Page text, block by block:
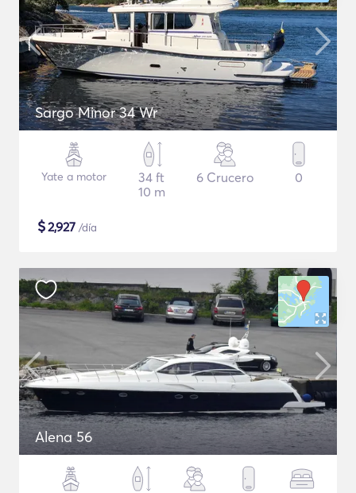
Sargo Minor 34 Wr
Yate a motor
34 ft
10 m
6 Crucero 0
$2,927 /día
Alena 56